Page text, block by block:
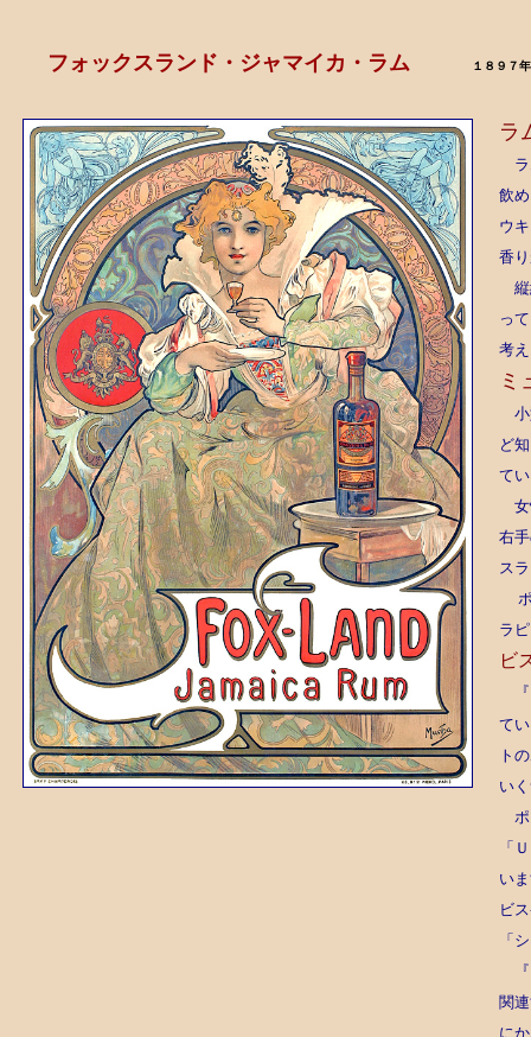
ラ
ラ
飲
ウ
香
縦
っ
考
ミ
小
ど
て
女
右
ス
ポ
ラ
ビ
『
て
ト
い
ポ
「
い
ビ
「
『
関
に
フォックスランド・ジャマイカ・ラム １８９７